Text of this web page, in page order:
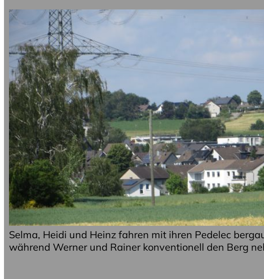
Selma, Heidi und Heinz fahren mit ihren Pedelec
während Werner und Rainer konventionell den Berg